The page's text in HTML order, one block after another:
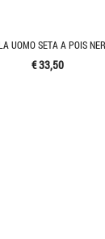
UOMO SETA A POIS
€ 33,50